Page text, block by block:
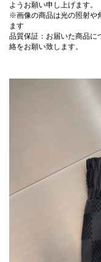
ようお願い申し上げます。
※画像の商品は光の照射や
ます
品質保証：お届いた商品に
絡をお願い致します。